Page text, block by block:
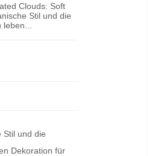
Clouds: Soft
Stil und die
Stil und die
Dekoration für